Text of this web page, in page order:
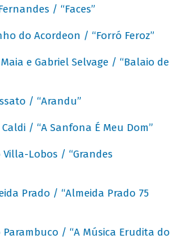
/ “Faces”
do Acordeon / “Forró Feroz”
e Gabriel Selvage / “Balaio de
/ “Arandu”
/ “A Sanfona É Meu Dom”
Lobos / “Grandes
Prado / “Almeida Prado 75
/ “A Música Erudita do